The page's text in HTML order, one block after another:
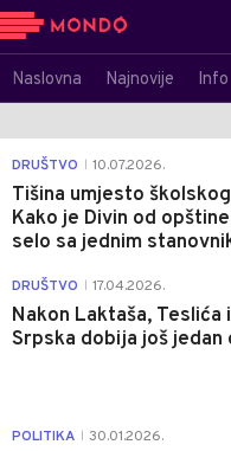
Naslovna Najnovije Info
DRUŠTVO 10.07.2026.
Tišina umjesto
Kako je Divin od
selo sa jednim
DRUŠTVO 17.04.2026.
Nakon Laktaša, Teslića
Srpska dobija još jedan
POLITIKA 30.01.2026.